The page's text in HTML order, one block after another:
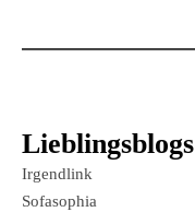
Lieblingsblogs
Irgendlink
Sofasophia